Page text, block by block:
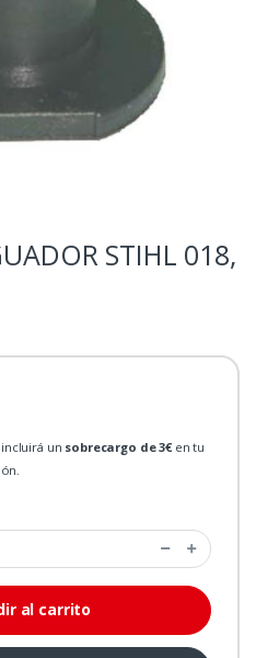
STIHL 018,
un sobrecargo de 3€en tu
al carrito